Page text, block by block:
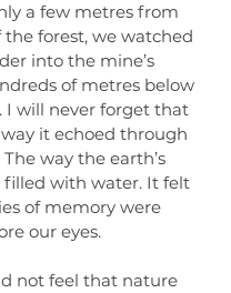
a few metres from
forest, we watched
into the mine’s
of metres below
I will never forget that
it echoed through
way the earth’s
filled with water. It felt
of memory were
our eyes.
not feel that nature